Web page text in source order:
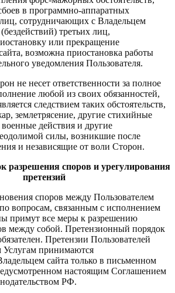
в программно-аппаратных
сотрудничающих с Владельцем
третьих лиц,
или прекращение
возможна приостановка работы
уведомления Пользователя.
не несет ответственности за полное
любой из своих обязанностей,
следствием таких обстоятельств,
землетрясение, другие стихийные
действия и другие
силы, возникшие после
и независящие от воли Сторон.
разрешения споров и урегулирования
претензий
споров между Пользователем
вопросам, связанным с исполнением
примут все меры к разрешению
между собой. Претензионный порядок
Претензии Пользователей
Услугам принимаются
сайта только в письменном
настоящим Соглашением
РФ.